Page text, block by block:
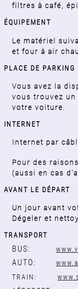
filtres à café,
ÉQUIPEMENT
Le matériel
et four à air
PLACE DE PARKING
Vous avez la
vous trouvez
votre voiture.
INTERNET
Internet par
Pour des
(aussi en cas
AVANT LE DÉPART
Un jour avant
Dégeler et
TRANSPORT
BUS:
AUTO:
TRAIN: